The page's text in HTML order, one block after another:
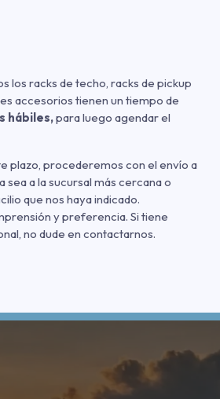
los racks de techo, racks de pickup
accesorios tienen un tiempo de
hábiles,para luego agendar el
plazo, procederemos con el envío a
sea a la sucursal más cercana o
que nos haya indicado.
y preferencia. Si tiene
no dude en contactarnos.